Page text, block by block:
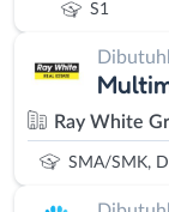
S1
Ray White
SMA/SMK,